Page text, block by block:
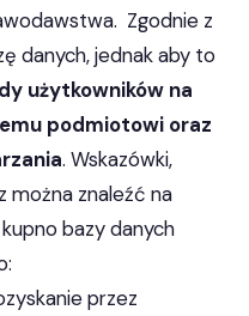
Zgodnie z
danych, jednak aby to
użytkowników na
podmiotowi oraz
. Wskazówki,
można znaleźć na
bazy danych
przez